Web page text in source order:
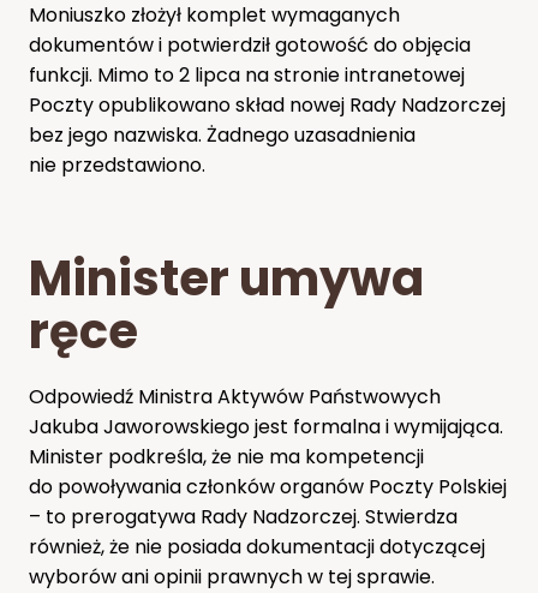
Moniuszko złożył komplet wymaganych
dokumentów i potwierdził gotowość do objęcia
funkcji. Mimo to 2 lipca na stronie intranetowej
Poczty opublikowano skład nowej Rady Nadzorczej
bez jego nazwiska. Żadnego uzasadnienia
nie przedstawiono.
Minister umywa
ręce
Odpowiedź Ministra Aktywów Państwowych
Jakuba Jaworowskiego jest formalna i wymijająca.
Minister podkreśla, że nie ma kompetencji
do powoływania członków organów Poczty Polskiej
– to prerogatywa Rady Nadzorczej. Stwierdza
również, że nie posiada dokumentacji dotyczącej
wyborów ani opinii prawnych w tej sprawie.